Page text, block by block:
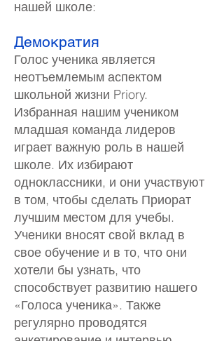
нашей школе:
Демократия
Голос ученика является
неотъемлемым аспектом
школьной жизни Priory.
Избранная нашим учеником
младшая команда лидеров
играет важную роль в нашей
школе. Их избирают
одноклассники, и они участвуют
в том, чтобы сделать Приорат
лучшим местом для учебы.
Ученики вносят свой вклад в
свое обучение и в то, что они
хотели бы узнать, что
способствует развитию нашего
«Голоса ученика». Также
регулярно проводятся